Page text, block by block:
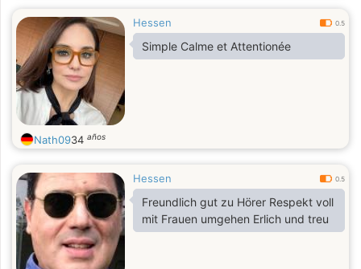
Hessen 0.5
Simple Calme et Attentionée
Nath0934 años
Hessen 0.5
Freundlich gut zu Hörer Respekt voll
mit Frauen umgehen Erlich und treu